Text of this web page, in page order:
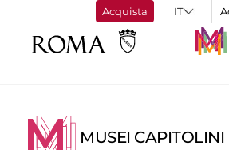
Acquista
MUSEI CAPITOLINI